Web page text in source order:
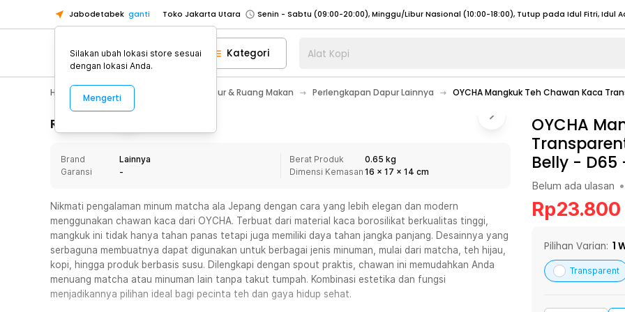
Jabodetabek ganti Toko Jakarta Utara
Toko Tangerang
Toko Cikupa
Pick n Go Jakarta Barat
Senin - Jumat (07:00 - 20:00), Sabtu - Minggu (08:00 - 20:00), Tutup pada Idul Fitri
Pick n Go Bekasi
Senin - Jumat (08:00 - 20:00), Sabtu - Minggu/ Libur Nasional (08:00 - 17:00) Selengkapnya
Senin - Jumat (08:00 - 20:00), Sabtu - Minggu/ Libur Nasional (08:00 - 17:00) Selengkapnya
Senin - Sabtu (09:00-20:00), Minggu/Libur Nasional (12:00-20:00), Tutup pada Idul Fitri
Senin - Sabtu (09:00-20:00), Minggu/Libur Nasional (12:00-20:00), Tutup pada Idul Fitri
Toko Tangerang
Toko Cikupa
Pick n Go Jakarta Barat
Senin - Jumat (07:00 - 20:00), Sabtu - Minggu (08:00 - 20:00), Tutup pada Idul Fitri
Pick n Go Bekasi
Senin - Jumat (08:00 - 20:00), Sabtu - Minggu/ Libur Nasional (08:00 - 17:00) Selengkapnya
Pick n Go Depok
Senin - Jumat (08:00 - 20:00), Sabtu - Minggu/ Libur Nasional (08:00 - 17:00)
Kategori Alat Kopi
Home Appliance Perlengkapan Dapur & Ruang Makan Perlengkapan Dapur Lainnya OYCHA Mangkuk Teh Chawan Kaca
Rincian Produk
Brand
Lainnya
Garansi
-
Berat Produk
0.65 kg
Dimensi Kemasan 16 x 17 x 14 cm
Nikmati pengalaman minum matcha ala Jepang dengan cara yang lebih elegan dan modern
menggunakan chawan kaca dari OYCHA. Terbuat dari material kaca borosilikat berkualitas tinggi,
mangkuk ini tidak hanya tahan panas tetapi juga memiliki daya tahan jangka panjang. Desainnya yang
serbaguna membuatnya dapat digunakan untuk berbagai jenis minuman, mulai dari matcha, teh hijau,
kopi, hingga produk berbasis susu. Dilengkapi dengan spout praktis, chawan ini memudahkan Anda
menuang matcha atau minuman lain tanpa takut tumpah. Kombinasi estetika dan fungsi
menjadikannya pilihan ideal bagi pecinta teh dan gaya hidup sehat.
OYCHA
Belly - D65
Belum ada ulasan •
Rp23.800
Pilihan Varian: 1
Transparent
Silakan ubah lokasi store sesuai
dengan lokasi Anda.
Mengerti